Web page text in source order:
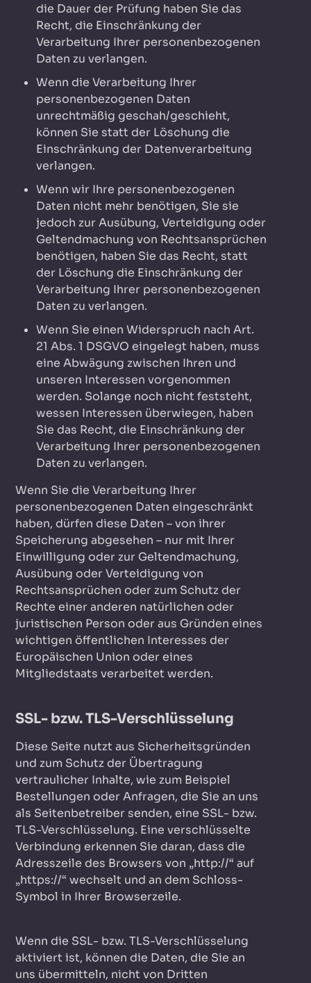
die Dauer der Prüfung haben Sie das
Recht, die Einschränkung der
Verarbeitung Ihrer personenbezogenen
Daten zu verlangen.
Wenn die Verarbeitung Ihrer
personenbezogenen Daten
unrechtmäßig geschah/geschieht,
können Sie statt der Löschung die
Einschränkung der Datenverarbeitung
verlangen.
Wenn wir Ihre personenbezogenen
Daten nicht mehr benötigen, Sie sie
jedoch zur Ausübung, Verteidigung oder
Geltendmachung von Rechtsansprüchen
benötigen, haben Sie das Recht, statt
der Löschung die Einschränkung der
Verarbeitung Ihrer personenbezogenen
Daten zu verlangen.
Wenn Sie einen Widerspruch nach Art.
21 Abs. 1 DSGVO eingelegt haben, muss
eine Abwägung zwischen Ihren und
unseren Interessen vorgenommen
werden. Solange noch nicht feststeht,
wessen Interessen überwiegen, haben
Sie das Recht, die Einschränkung der
Verarbeitung Ihrer personenbezogenen
Daten zu verlangen.
Wenn Sie die Verarbeitung Ihrer
personenbezogenen Daten eingeschränkt
haben, dürfen diese Daten – von ihrer
Speicherung abgesehen – nur mit Ihrer
Einwilligung oder zur Geltendmachung,
Ausübung oder Verteidigung von
Rechtsansprüchen oder zum Schutz der
Rechte einer anderen natürlichen oder
juristischen Person oder aus Gründen eines
wichtigen öffentlichen Interesses der
Europäischen Union oder eines
Mitgliedstaats verarbeitet werden.
SSL- bzw. TLS-Verschlüsselung
Diese Seite nutzt aus Sicherheitsgründen
und zum Schutz der Übertragung
vertraulicher Inhalte, wie zum Beispiel
Bestellungen oder Anfragen, die Sie an uns
als Seitenbetreiber senden, eine SSL- bzw.
TLS-Verschlüsselung. Eine verschlüsselte
Verbindung erkennen Sie daran, dass die
Adresszeile des Browsers von „http://“ auf
„https://“ wechselt und an dem Schloss-
Symbol in Ihrer Browserzeile.
Wenn die SSL- bzw. TLS-Verschlüsselung
aktiviert ist, können die Daten, die Sie an
uns übermitteln, nicht von Dritten